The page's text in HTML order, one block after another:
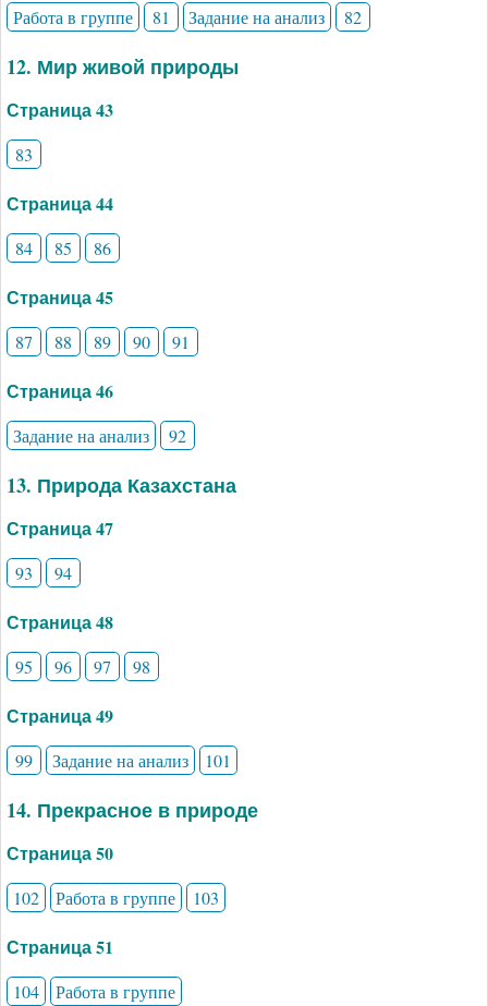
Работа в группе 81 Задание на анализ 82
12. Мир живой природы
Страница 43
83
Страница 44
84 85 86
Страница 45
87 88 89 90 91
Страница 46
Задание на анализ 92
13. Природа Казахстана
Страница 47
93 94
Страница 48
95 96 97 98
Страница 49
99 Задание на анализ 101
14. Прекрасное в природе
Страница 50
102 Работа в группе 103
Страница 51
104 Работа в группе